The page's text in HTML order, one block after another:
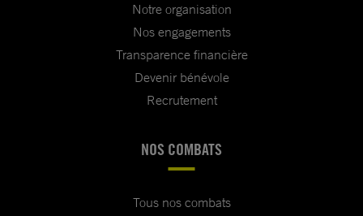
Notre organisation
Nos engagements
Transparence financière
Devenir bénévole
Recrutement
NOS COMBATS
Tous nos combats